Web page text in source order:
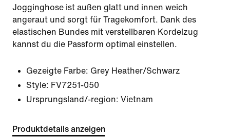
Jogginghose ist außen glatt und innen weich
angeraut und sorgt für Tragekomfort. Dank des
elastischen Bundes mit verstellbaren Kordelzug
kannst du die Passform optimal einstellen.
Gezeigte Farbe: Grey Heather/Schwarz
Style: FV7251-050
Ursprungsland/-region: Vietnam
Produktdetails anzeigen